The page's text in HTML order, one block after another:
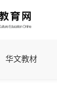
华文教材